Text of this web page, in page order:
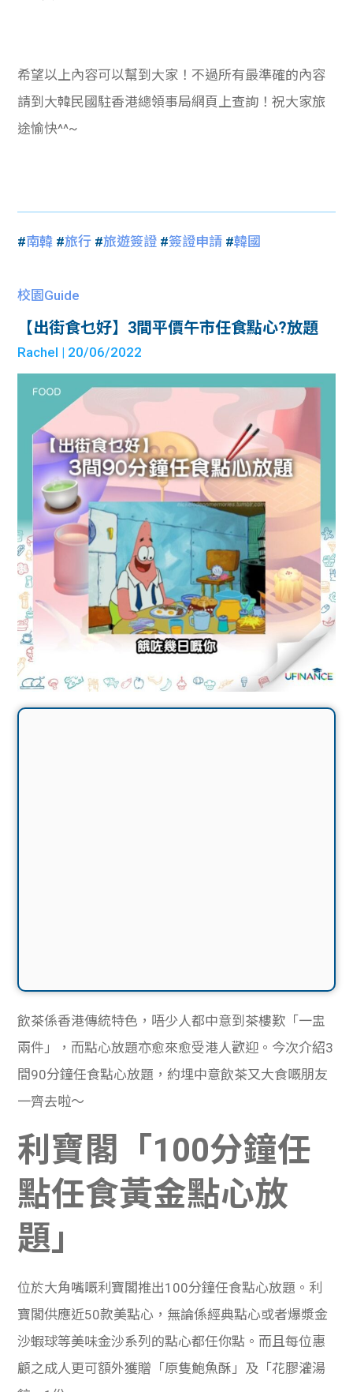
希望以上內容可以幫到大家！不過所有最準確的內容
請到大韓民國駐香港總領事局網頁上查詢！祝大家旅
途愉快^^~
#南韓 #旅行 #旅遊簽證 #簽證申請 #韓國
校園Guide
【出街食乜好】3間平價午市任食點心?放題
Rachel | 20/06/2022
飲茶係香港傳統特色，唔少人都中意到茶樓歎 「一盅
兩件」，而點心放題亦愈來愈受港人歡迎。今次介紹3
間90分鐘任食點心放題，約埋中意飲茶又大食嘅朋友
一齊去啦～
利寶閣「100分鐘任
點任食黃金點心放
題」
位於大角嘴嘅利寶閣推出100分鐘任食點心放題。利
寶閣供應近50款美點心，無論係經典點心或者爆漿金
沙蝦球等美味金沙系列的點心都任你點。而且每位惠
顧之成人更可額外獲贈「原隻鮑魚酥」及「花膠灌湯